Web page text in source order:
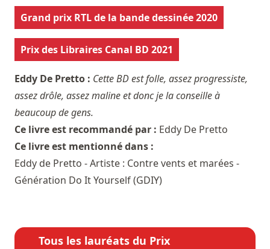
Grand prix RTL de la bande dessinée 2020
Prix des Libraires Canal BD 2021
Eddy De Pretto : Cette BD est folle, assez progressiste,
assez drôle, assez maline et donc je la conseille à
beaucoup de gens.
Ce livre est recommandé par : Eddy De Pretto
Ce livre est mentionné dans :
Eddy de Pretto - Artiste : Contre vents et marées -
Génération Do It Yourself (GDIY)
Tous les lauréats du Prix